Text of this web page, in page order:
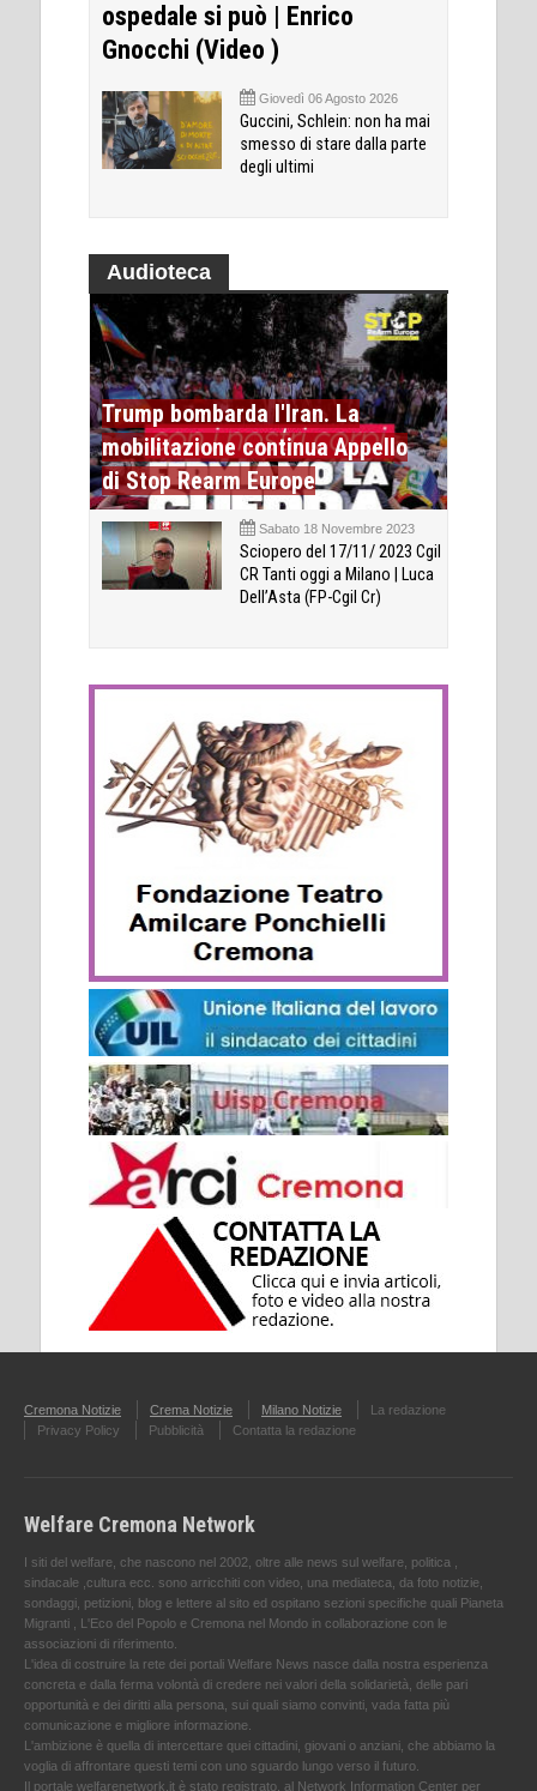
ospedale si può | Enrico
Gnocchi (Video )
Giovedì 06 Agosto 2026
Guccini, Schlein: non ha mai
smesso di stare dalla parte
degli ultimi
Audioteca
Trump bombarda l'Iran. La
mobilitazione continua Appello
di Stop Rearm Europe
Sabato 18 Novembre 2023
Sciopero del 17/11/ 2023 Cgil
CR Tanti oggi a Milano | Luca
Dell’Asta (FP-Cgil Cr)
Cremona Notizie Crema Notizie Milano Notizie
La redazione
Privacy Policy
Pubblicità Contatta la redazione
Welfare Cremona Network
I siti del welfare, che nascono nel 2002, oltre alle news sul welfare, politica ,
sindacale ,cultura ecc. sono arricchiti con video, una mediateca, da foto notizie,
sondaggi, petizioni, blog e lettere al sito ed ospitano sezioni specifiche quali Pianeta
Migranti , L'Eco del Popolo e Cremona nel Mondo in collaborazione con le
associazioni di riferimento.
L'idea di costruire la rete dei portali Welfare News nasce dalla nostra esperienza
concreta e dalla ferma volontà di credere nei valori della solidarietà, delle pari
opportunità e dei diritti alla persona, sui quali siamo convinti, vada fatta più
comunicazione e migliore informazione.
L'ambizione è quella di intercettare quei cittadini, giovani o anziani, che abbiamo la
voglia di affrontare questi temi con uno sguardo lungo verso il futuro.
Il portale welfarenetwork.it è stato registrato, al Network Information Center per